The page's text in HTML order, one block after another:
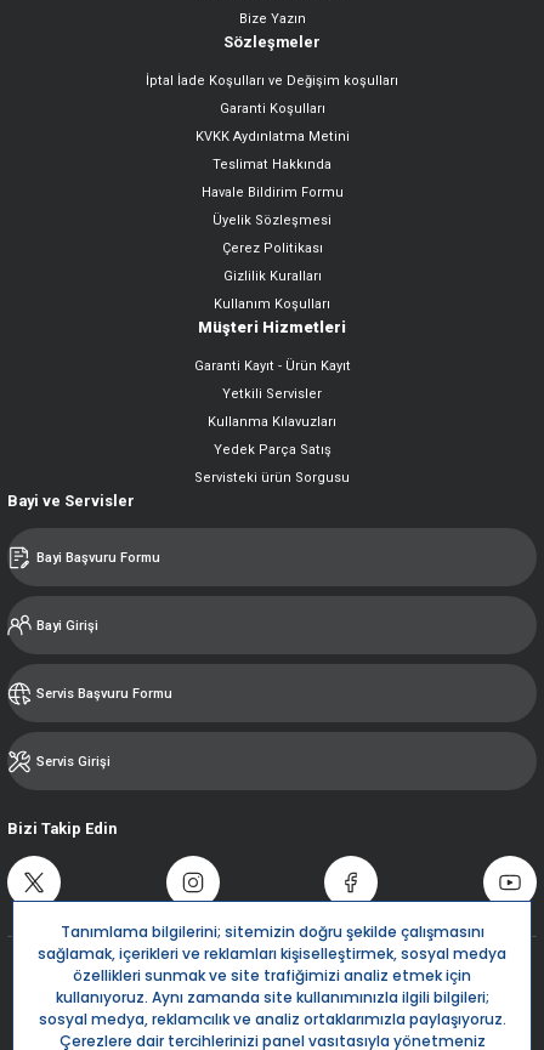
Bize Yazın
Sözleşmeler
İptal İade Koşulları ve Değişim koşulları
Garanti Koşulları
KVKK Aydınlatma Metini
Teslimat Hakkında
Havale Bildirim Formu
Üyelik Sözleşmesi
Çerez Politikası
Gizlilik Kuralları
Kullanım Koşulları
Müşteri Hizmetleri
Garanti Kayıt - Ürün Kayıt
Yetkili Servisler
Kullanma Kılavuzları
Yedek Parça Satış
Servisteki ürün Sorgusu
Bayi ve Servisler
Bayi Başvuru Formu
Bayi Girişi
Servis Başvuru Formu
Servis Girişi
Bizi Takip Edin
Destek Hattı